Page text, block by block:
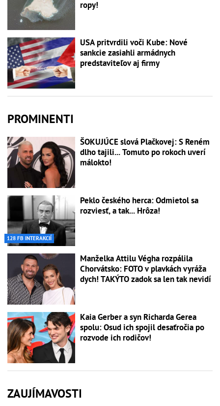
ropy!
USA pritvrdili voči Kube: Nové
sankcie zasiahli armádnych
predstaviteľov aj firmy
PROMINENTI
ŠOKUJÚCE slová Plačkovej: S Reném
dlho tajili... Tomuto po rokoch uverí
málokto!
128 FB INTERAKCIÍ
Peklo českého herca: Odmietol sa
rozviesť, a tak... Hrôza!
Manželka Attilu Végha rozpálila
Chorvátsko: FOTO v plavkách vyráža
dych! TAKÝTO zadok sa len tak nevidí
Kaia Gerber a syn Richarda Gerea
spolu: Osud ich spojil desaťročia po
rozvode ich rodičov!
ZAUJÍMAVOSTI